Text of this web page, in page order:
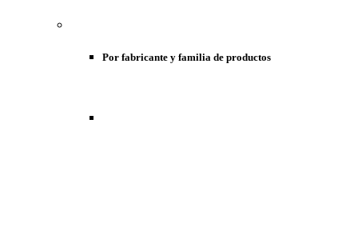
Por fabricante y familia de productos